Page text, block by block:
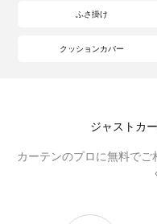
ふさ掛け
クッションカバー
ジャストカ
カーテンのプロに無料で